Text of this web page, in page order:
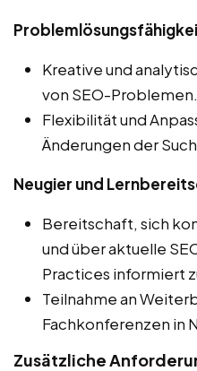
Kreative und
von SEO-Problemen.
Flexibilität und
Änderungen der
Neugier und
Bereitschaft, sich
und über aktuelle
Practices informiert
Teilnahme an
Fachkonferenzen in
Zusätzliche